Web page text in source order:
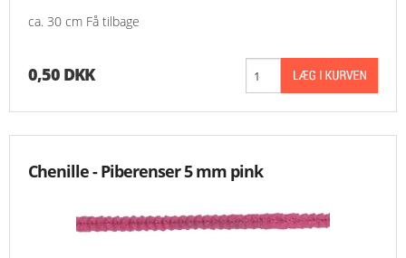
ca. 30 cm Få tilbage
0,50 DKK
Chenille - Piberenser 5 mm pink